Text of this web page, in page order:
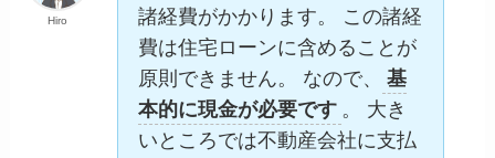
Hiro
諸経費がかかります。 この諸経
費は住宅ローンに含めることが
原則できません。 なので、
基
本的に現金が必要です 。 大き
いところでは不動産会社に支払